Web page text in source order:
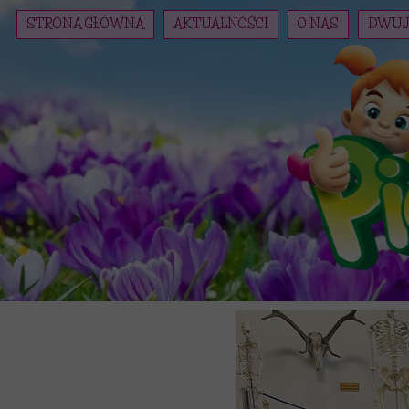
STRONA GŁÓWNA AKTUALNOŚCI O NAS